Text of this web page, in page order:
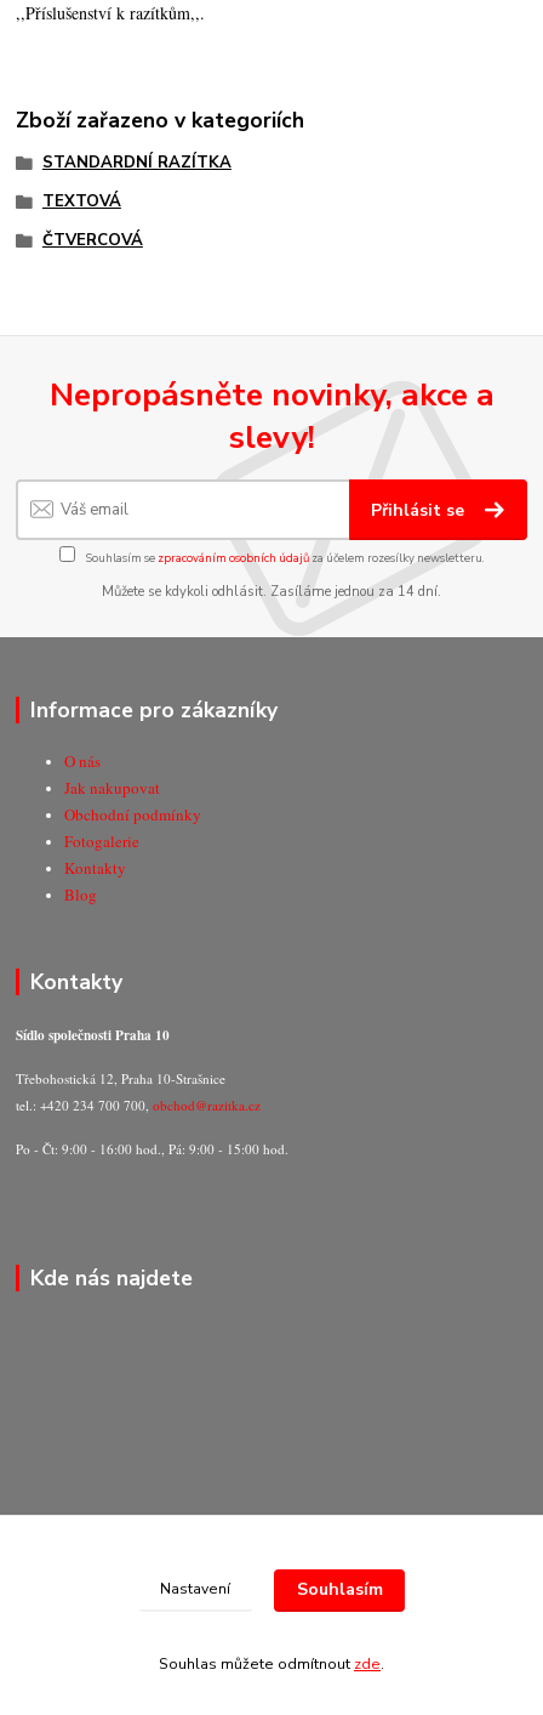
,,Příslušenství k razítkům,,.
Zboží zařazeno v kategoriích
STANDARDNÍ RAZÍTKA
TEXTOVÁ
ČTVERCOVÁ
Nepropásněte novinky, akce a
slevy!
Přihlásit se
Souhlasím se zpracováním osobních údajůza účelem rozesílky newsletteru.
Můžete se kdykoli odhlásit. Zasíláme jednou za 14 dní.
Informace pro zákazníky
O nás
Jak nakupovat
Obchodní podmínky
Fotogalerie
Kontakty
Blog
Kontakty
Sídlo společnosti Praha 10
Třebohostická 12, Praha 10-Strašnice
tel.: +420 234 700 700,obchod@razitka.cz
Po - Čt: 9:00 - 16:00 hod., Pá: 9:00 - 15:00 hod.
Kde nás najdete
© Copyright 2020-2026 Marking Center CZ a.s.
Nastavení Souhlasím
Souhlas můžete odmítnout zde.